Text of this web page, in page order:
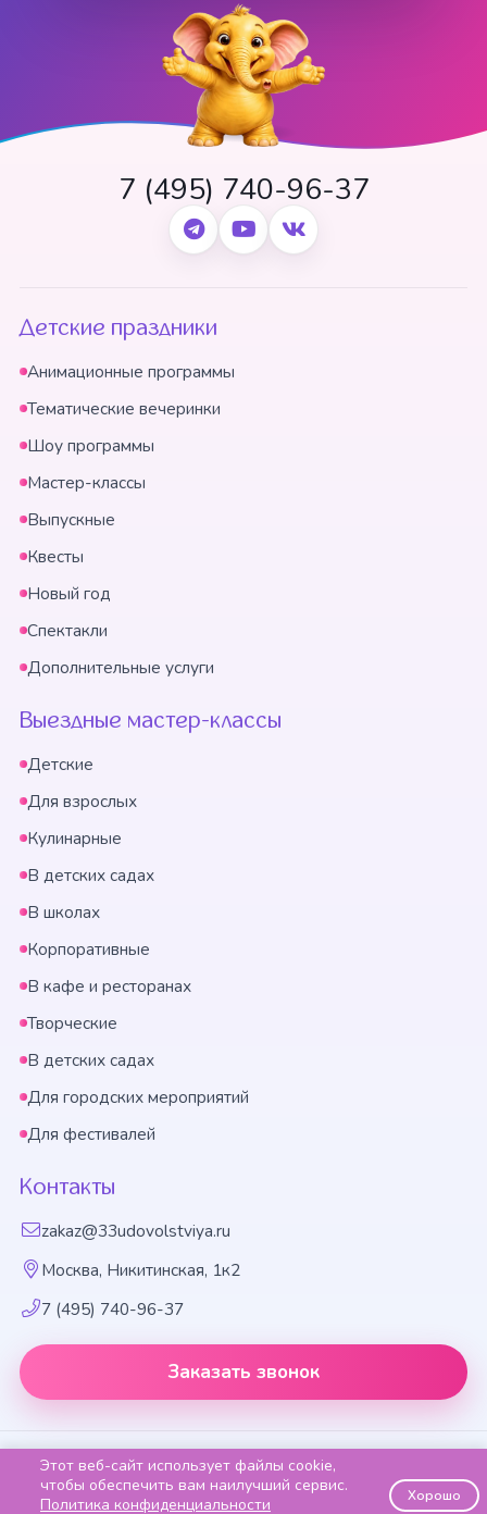
7 (495) 740-96-37
Детские праздники
Анимационные программы
Тематические вечеринки
Шоу программы
Мастер-классы
Выпускные
Квесты
Новый год
Спектакли
Дополнительные услуги
Выездные мастер-классы
Детские
Для взрослых
Кулинарные
В детских садах
В школах
Корпоративные
В кафе и ресторанах
Творческие
В детских садах
Для городских мероприятий
Для фестивалей
Контакты
zakaz@33udovolstviya.ru
Москва, Никитинская, 1к2
7 (495) 740-96-37
Заказать звонок
Праздничное агентство «33 удовольствия», 2014-2026
Способы оплатыПолитика конфидентиальности Карта сайта
Этот веб-сайт использует файлы cookie,
чтобы обеспечить вам наилучший сервис.
Политика конфиденциальности
Хорошо